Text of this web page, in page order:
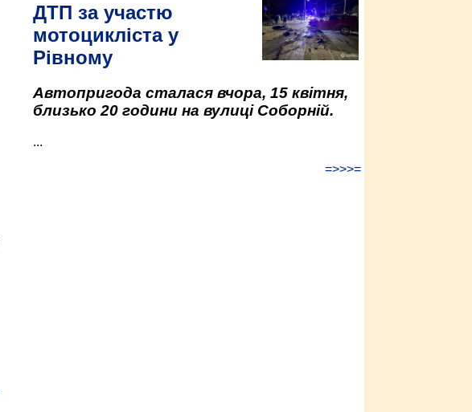
ДТП за участю
мотоцикліста у
Рівному
Автопригода сталася вчора, 15 квітня,
близько 20 години на вулиці Соборній.
...
=>>>=